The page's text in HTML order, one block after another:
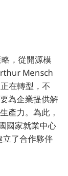
，從開源模
Mensch
在轉型，不
為企業提供解
產力。為此，
國家就業中心
了合作夥伴